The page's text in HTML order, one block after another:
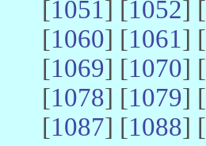
[1051] [1052] [
[1060] [1061] [
[1069] [1070] [
[1078] [1079] [
[1087] [1088] [